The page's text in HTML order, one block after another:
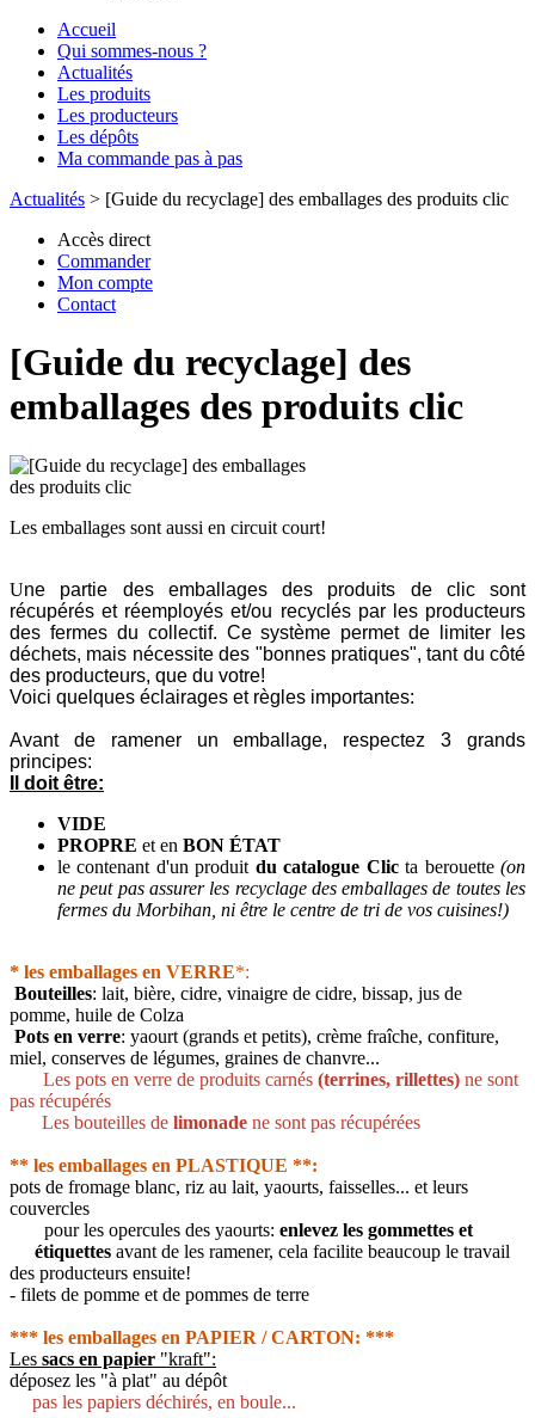
Accueil
Qui sommes-nous ?
Actualités
Les produits
Les producteurs
Les dépôts
Ma commande pas à pas
Actualités > [Guide du recyclage] des emballages des produits clic
Accès direct
Commander
Mon compte
Contact
[Guide du recyclage] des
emballages des produits clic
Les emballages sont aussi en circuit court!
Une partie des emballages des produits de clic sont
récupérés et réemployés et/ou recyclés par les producteurs
des fermes du collectif. Ce système permet de limiter les
déchets, mais nécessite des "bonnes pratiques", tant du côté
des producteurs, que du votre!
Voici quelques éclairages et règles importantes:
Avant de ramener un emballage, respectez 3 grands
principes:
Il doit être:
VIDE
PROPRE et en BON ÉTAT
le contenant d'un produit du catalogue Clicta berouette(on
ne peut pas assurer les recyclage des emballages de toutes les
fermes du Morbihan, ni être le centre de tri de vos cuisines!)
* les emballages en VERRE*:
Bouteilles: lait, bière, cidre, vinaigre de cidre, bissap, jus de
pomme, huile de Colza
Pots en verre: yaourt (grands et petits), crème fraîche, confiture,
miel, conserves de légumes, graines de chanvre...
Les pots en verre de produits carnés (terrines, rillettes) ne sont
pas récupérés
Les bouteilles de limonade ne sont pas récupérées
** les emballages en PLASTIQUE **:
pots de fromage blanc, riz au lait, yaourts, faisselles... et leurs
couvercles
pour les opercules des yaourts: enlevez les gommettes et
étiquettes avant de les ramener, cela facilite beaucoup le travail
des producteurs ensuite!
- filets de pomme et de pommes de terre
*** les emballages en PAPIER / CARTON: ***
Les sacs en papier "kraft":
déposez les "à plat" au dépôt
pas les papiers déchirés, en boule...